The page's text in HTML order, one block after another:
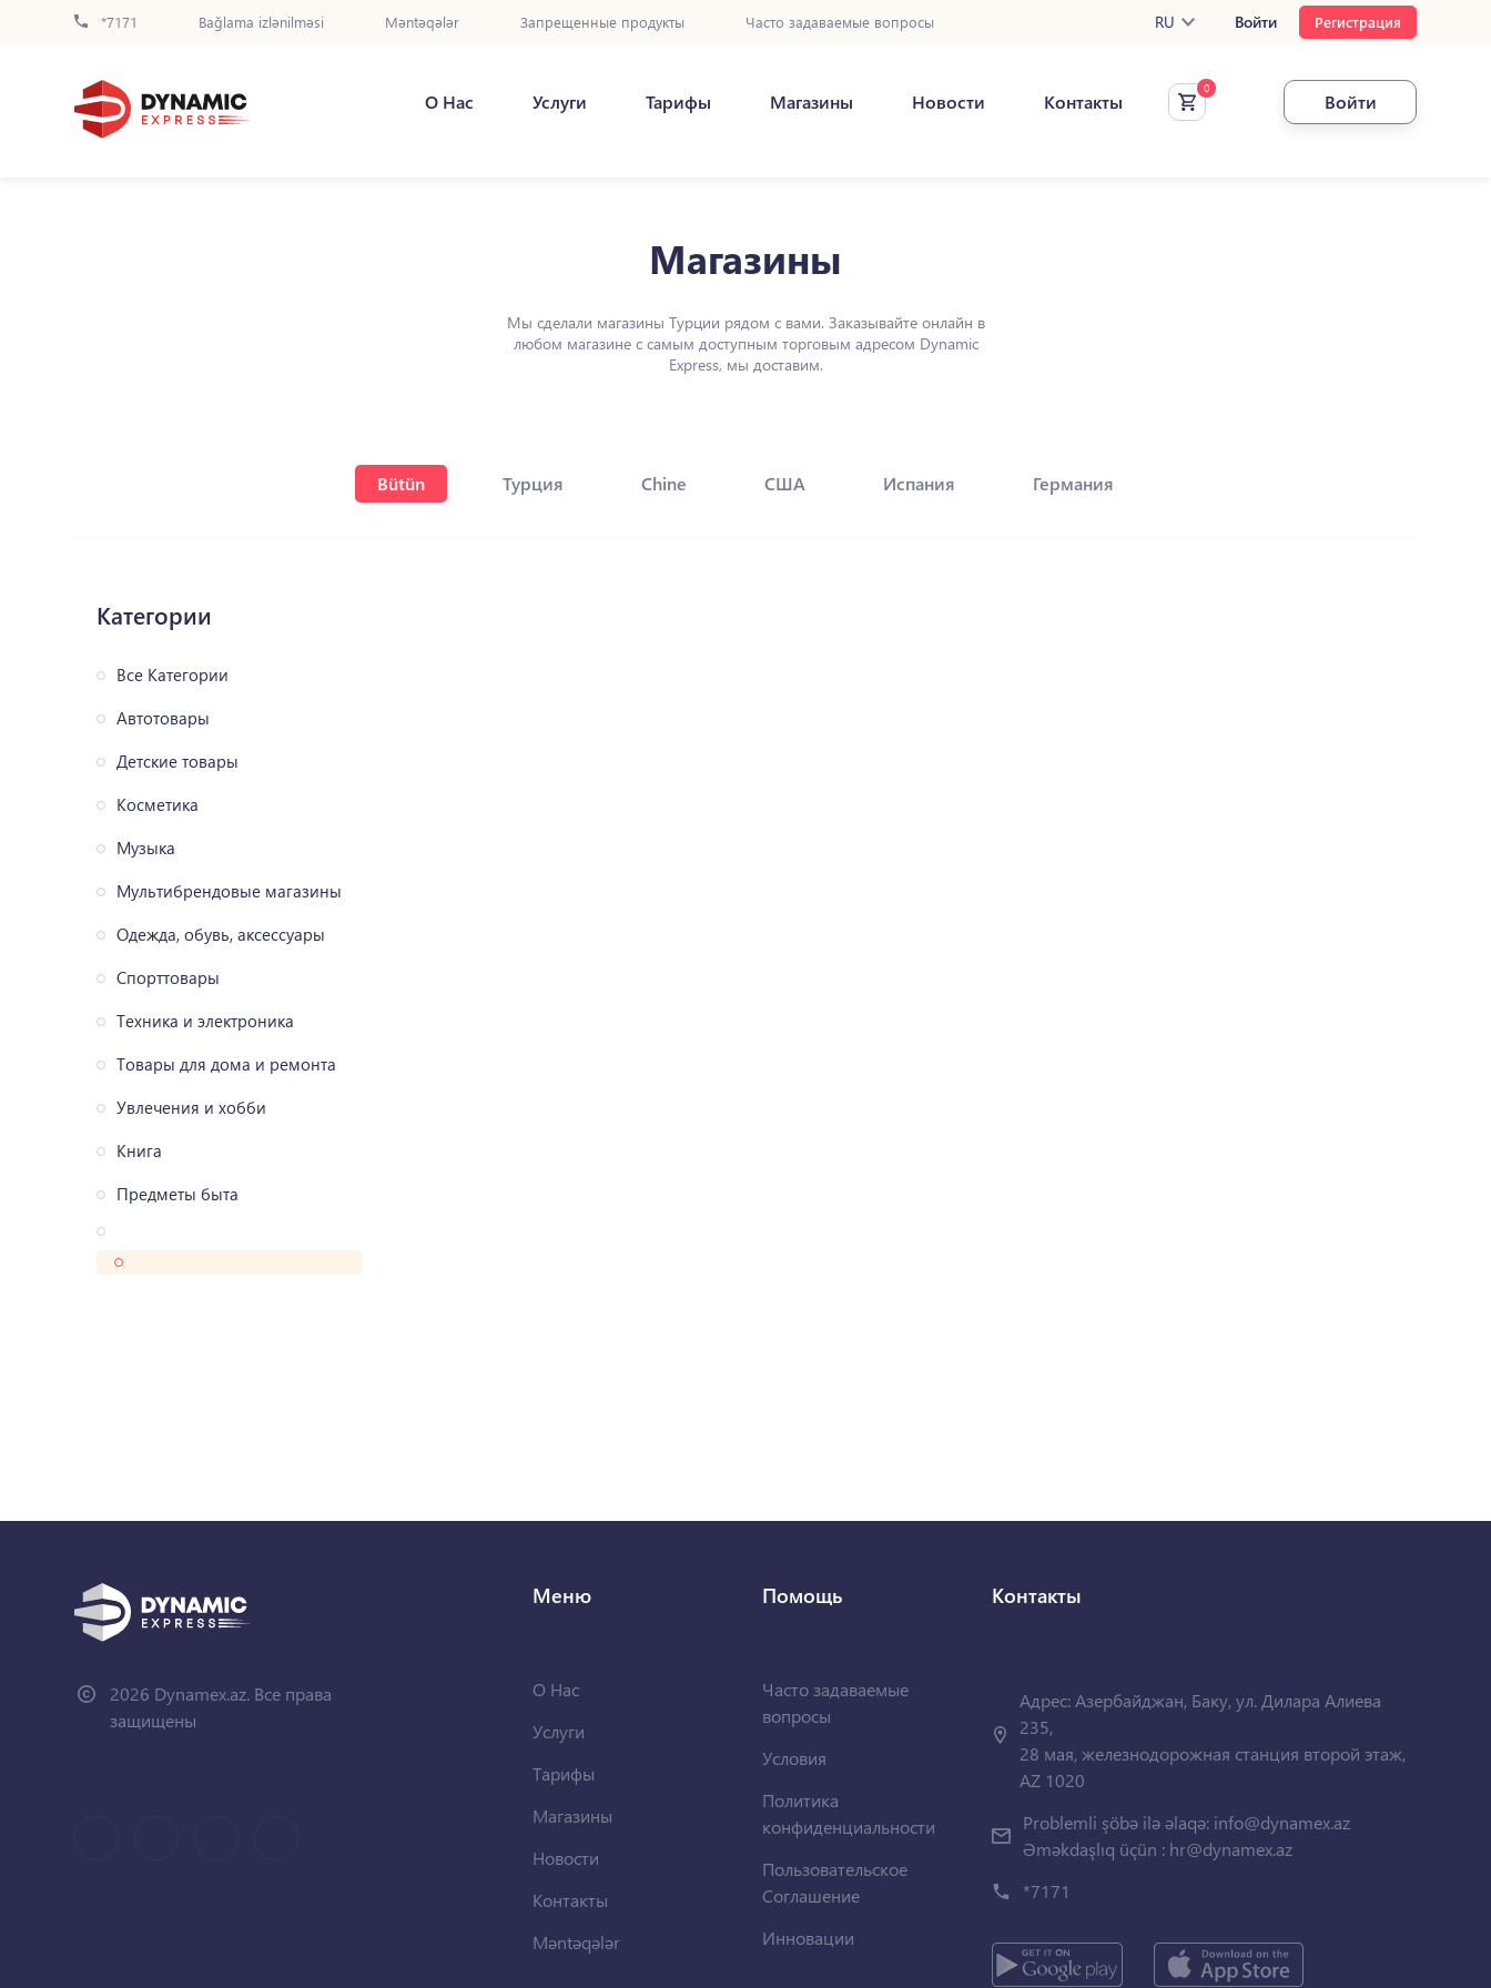
*7171 Bağlama izlənilməsi Məntəqələr Запрещенные продукты Часто задаваемые вопросы RU Войти Регистрация
О Нас Услуги Тарифы Магазины Новости Контакты Войти
Магазины
Мы сделали магазины Турции рядом с вами. Заказывайте онлайн в
любом магазине с самым доступным торговым адресом Dynamic
Express, мы доставим.
Bütün Турция Chine США Испания Германия
Категории
Все Категории
Автотовары
Детские товары
Косметика
Музыка
Мультибрендовые магазины
Одежда, обувь, аксессуары
Спорттовары
Техника и электроника
Товары для дома и ремонта
Увлечения и хобби
Книга
Предметы быта
2026 Dynamex.az. Все права
защищены
Меню
О Нас
Услуги
Тарифы
Магазины
Новости
Контакты
Məntəqələr
Помощь
Часто задаваемые
вопросы
Условия
Политика
конфиденциальности
Пользовательское
Соглашение
Инновации
Контакты
Адрес: Азербайджан, Баку, ул. Дилара Алиева
235,
28 мая, железнодорожная станция второй этаж,
AZ 1020
Problemli şöbə ilə əlaqə: info@dynamex.az
Əməkdaşlıq üçün : hr@dynamex.az
*7171